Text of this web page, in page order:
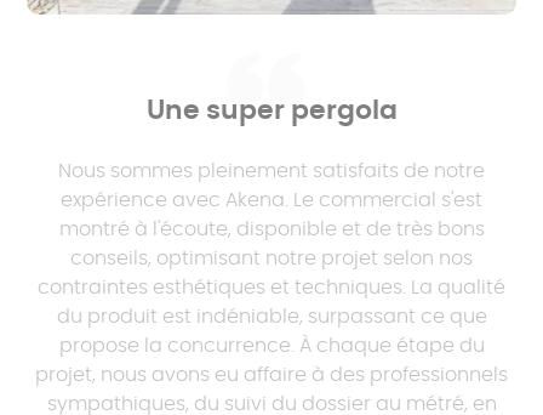
d'évacuation des
Une super pergola
Nous sommes pleinement satisfaits de notre
expérience avec Akena. Le commercial s'est
montré à l'écoute, disponible et de très bons
conseils, optimisant notre projet selon nos
contraintes esthétiques et techniques. La qualité
du produit est indéniable, surpassant ce que
propose la concurrence. À chaque étape du
projet, nous avons eu affaire à des professionnels
sympathiques, du suivi du dossier au métré, en